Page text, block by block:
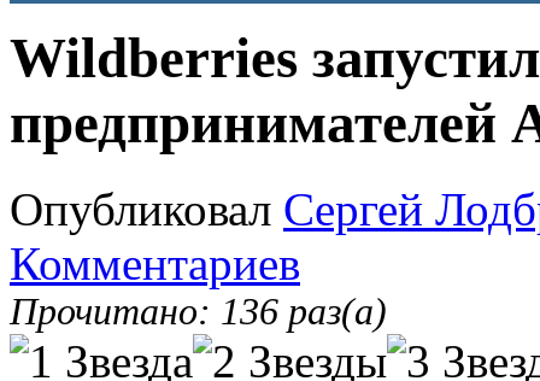
Wildberries
предпринимателей
Опубликовал Сергей
Комментариев
Прочитано: 136 раз(а)